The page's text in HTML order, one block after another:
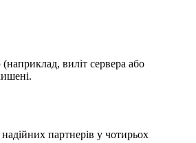
виліт сервера або
партнерів у чотирьох